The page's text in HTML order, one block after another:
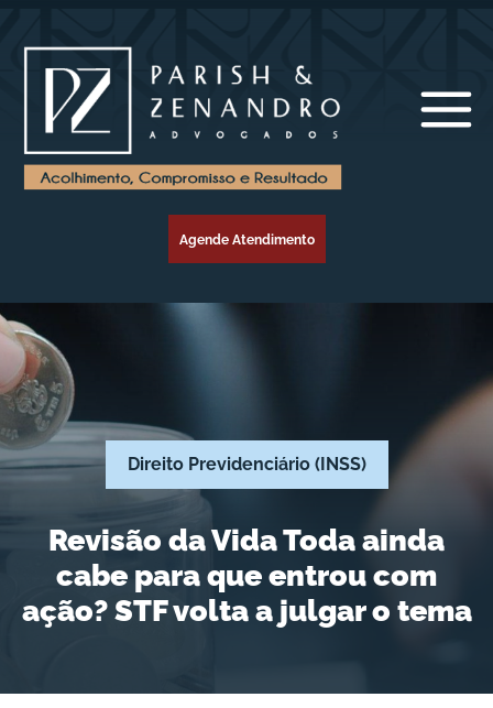
Agende Atendimento
Direito Previdenciário (INSS)
Revisão da Vida Toda ainda
cabe para que entrou com
ação? STF volta a julgar o tema